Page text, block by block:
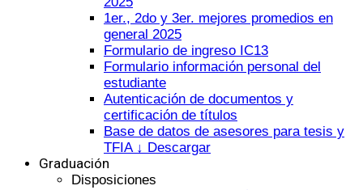
1er., 2do y 3er. mejores promedios en
general 2025
Formulario de ingreso IC13
Formulario información personal del
estudiante
Autenticación de documentos y
certificación de títulos
Base de datos de asesores para tesis y
TFIA ↓ Descargar
Graduación
Disposiciones